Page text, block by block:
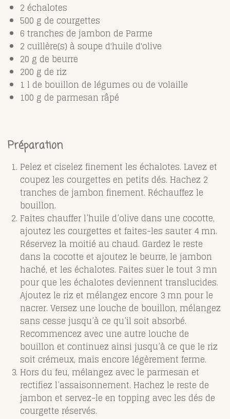
2 échalotes
500 g de courgettes
6 tranches de jambon de Parme
2 cuillère(s) à soupe d'huile d'olive
20 g de beurre
200 g de riz
1 l de bouillon de légumes ou de volaille
100 g de parmesan râpé
Préparation
Pelez et ciselez finement les échalotes. Lavez et
coupez les courgettes en petits dés. Hachez 2
tranches de jambon finement. Réchauffez le
bouillon.
Faites chauffer l’huile d’olive dans une cocotte,
ajoutez les courgettes et faites-les sauter 4 mn.
Réservez la moitié au chaud. Gardez le reste
dans la cocotte et ajoutez le beurre, le jambon
haché, et les échalotes. Faites suer le tout 3 mn
pour que les échalotes deviennent translucides.
Ajoutez le riz et mélangez encore 3 mn pour le
nacrer. Versez une louche de bouillon, mélangez
sans cesse jusqu’à ce qu’il soit absorbé.
Recommencez avec une autre louche de
bouillon et continuez ainsi jusqu’à ce que le riz
soit crémeux, mais encore légèrement ferme.
Hors du feu, mélangez avec le parmesan et
rectifiez l’assaisonnement. Hachez le reste de
jambon et servez-le en topping avec les dés de
courgette réservés.